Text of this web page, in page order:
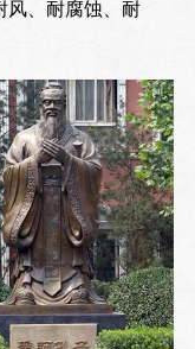
风、耐腐蚀、耐